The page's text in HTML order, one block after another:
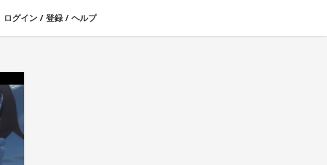
ログイン / 登録 / ヘルプ